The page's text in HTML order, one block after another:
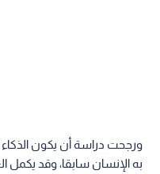
ورجحت دراسة أن يكون الذكاء
به الإنسان سابقا، وقد يكمل